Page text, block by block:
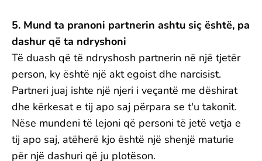
5. Mund ta pranoni partnerin ashtu siç është, pa
dashur që ta ndryshoni
Të duash që të ndryshosh partnerin në një tjetër
person, ky është një akt egoist dhe narcisist.
Partneri juaj ishte një njeri i veçantë me dëshirat
dhe kërkesat e tij apo saj përpara se t'u takonit.
Nëse mundeni të lejoni që personi të jetë vetja e
tij apo saj, atëherë kjo është një shenjë maturie
për një dashuri që ju plotëson.